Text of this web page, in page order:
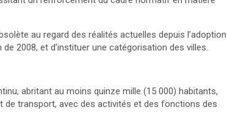
au regard des réalités actuelles depuis l’adoption
2008, et d’instituer une catégorisation des villes.
abritant au moins quinze mille (15 000) habitants,
de transport, avec des activités et des fonctions des